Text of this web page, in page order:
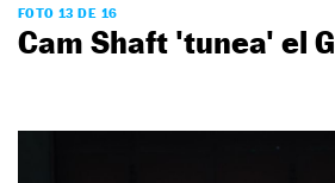
FOTO 13 DE 16
Cam Shaft 'tunea' el